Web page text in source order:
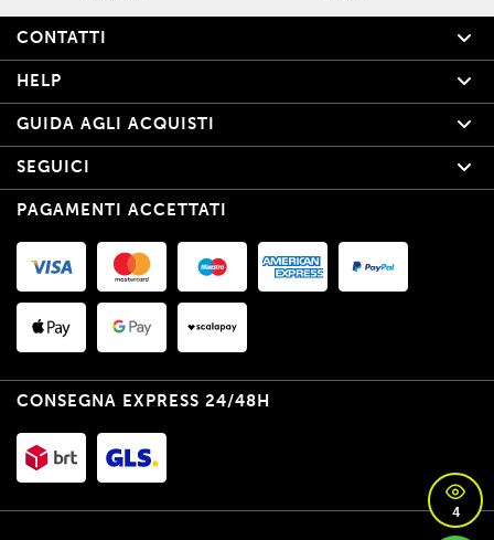
CONTATTI
HELP
GUIDA AGLI ACQUISTI
SEGUICI
PAGAMENTI ACCETTATI
CONSEGNA EXPRESS 24/48H
4